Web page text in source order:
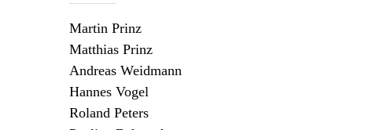
Martin Prinz
Matthias Prinz
Andreas Weidmann
Hannes Vogel
Roland Peters